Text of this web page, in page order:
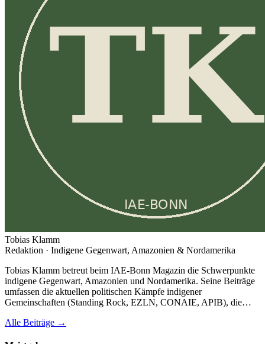
Tobias Klamm
Redaktion · Indigene Gegenwart, Amazonien & Nordamerika
Tobias Klamm betreut beim IAE-Bonn Magazin die Schwerpunkte
indigene Gegenwart, Amazonien und Nordamerika. Seine Beiträge
umfassen die aktuellen politischen Kämpfe indigener
Gemeinschaften (Standing Rock, EZLN, CONAIE, APIB), die…
Alle Beiträge →